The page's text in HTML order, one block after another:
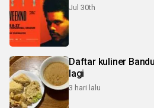
Jul 30th
Daftar kuliner
lagi
3 hari lalu